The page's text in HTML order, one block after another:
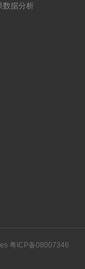
数据分析
粤ICP备08007346